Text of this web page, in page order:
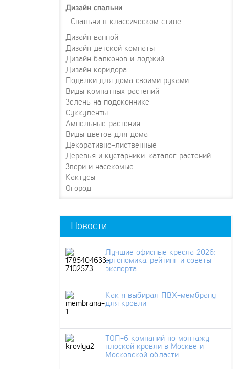
Дизайн спальни
Спальни в классическом стиле
Дизайн ванной
Дизайн детской комнаты
Дизайн балконов и лоджий
Дизайн коридора
Поделки для дома своими руками
Виды комнатных растений
Зелень на подоконнике
Суккуленты
Ампельные растения
Виды цветов для дома
Декоративно-лиственные
Деревья и кустарники: каталог растений
Звери и насекомые
Кактусы
Огород
Новости
Лучшие офисные кресла 2026:
эргономика, рейтинг и советы
эксперта
Как я выбирал ПВХ-мембрану
для кровли
ТОП-6 компаний по монтажу
плоской кровли в Москве и
Московской области